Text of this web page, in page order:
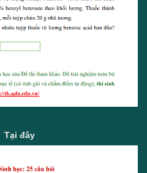
Tại đây